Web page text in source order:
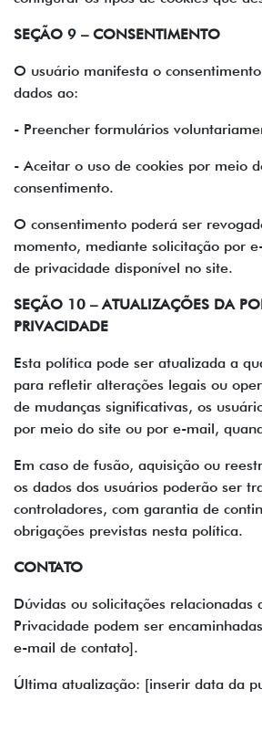
SEÇÃO 9 – CONSENTIMENTO
O usuário manifesta o
dados ao:
- Preencher formulários
- Aceitar o uso de cookies por meio
consentimento.
O consentimento poderá ser
momento, mediante solicitação por
de privacidade disponível no site.
SEÇÃO 10 – ATUALIZAÇÕES DA
PRIVACIDADE
Esta política pode ser atualizada a
para refletir alterações legais ou
de mudanças significativas, os
por meio do site ou por e-mail,
Em caso de fusão, aquisição ou
os dados dos usuários poderão ser
controladores, com garantia de
obrigações previstas nesta política.
CONTATO
Dúvidas ou solicitações relacionadas
Privacidade podem ser
e-mail de contato].
Última atualização: [inserir data da